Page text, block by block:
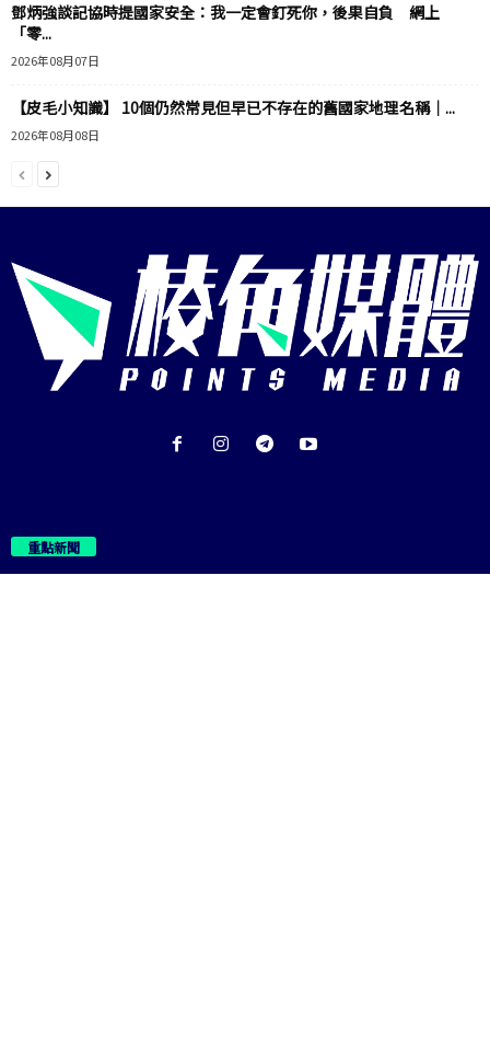
鄧炳強談記協時提國家安全：我一定會釘死你，後果自負 網上
「零...
2026年08月07日
【皮毛小知識】 10個仍然常見但早已不存在的舊國家地理名稱｜...
2026年08月08日
重點新聞